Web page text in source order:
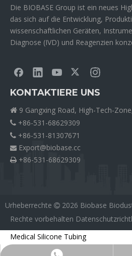
Die BIOBASE Group ist ein neues
das sich auf die Entwicklung,
wissenschaftlichen Geräten,
Diagnose (IVD) und Reagenzien
KONTAKTIERE UNS
 9 Gangxing Road, High-Tech-
 +86-531-68629309
 +86-531-81307671
 Export@biobase.cc
 +86-531-68629309
Urheberrechte  2026 Biobase
Rechte vorbehalten
Medical Silicone Tubing